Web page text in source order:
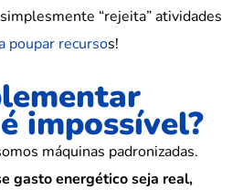
“rejeita” atividades
poupar recursos!
impossível?
máquinas padronizadas.
gasto energético seja real,